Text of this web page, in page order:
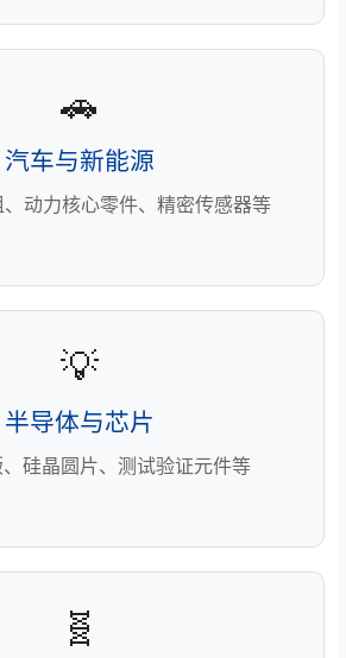
🚗
汽车与新能源
动力核心零件、精密传感器等
💡
半导体与芯片
硅晶圆片、测试验证元件等
🧬